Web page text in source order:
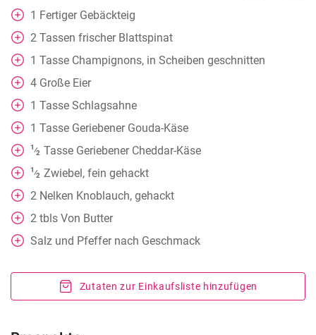
1 Fertiger Gebäckteig
2 Tassen frischer Blattspinat
1 Tasse Champignons, in Scheiben geschnitten
4 Große Eier
1 Tasse Schlagsahne
1 Tasse Geriebener Gouda-Käse
1⁄2 Tasse Geriebener Cheddar-Käse
1⁄2 Zwiebel, fein gehackt
2 Nelken Knoblauch, gehackt
2 tbls Von Butter
Salz und Pfeffer nach Geschmack
Zutaten zur Einkaufsliste hinzufügen